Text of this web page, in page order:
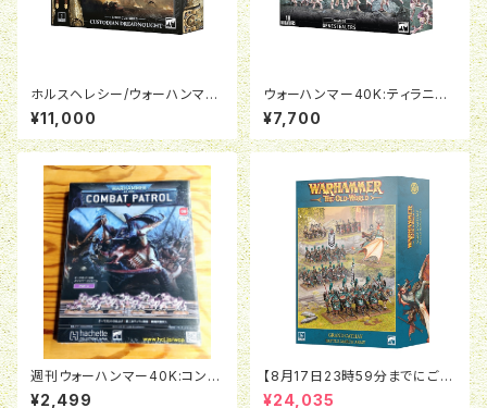
ホルスヘレシー/ウォーハンマー
40K:レギオ・カストーデス：カス
トーディアン・ドレッドノート
¥11,000
ウォーハンマー40K:ティラニッ
ド:ジーンスティーラー
¥7,700
週刊ウォーハンマー40K:コンバ
ットパトロール08号
¥2,499
【8月17日23時59分までにご予
約で5％OFF】オールドワール
¥24,035